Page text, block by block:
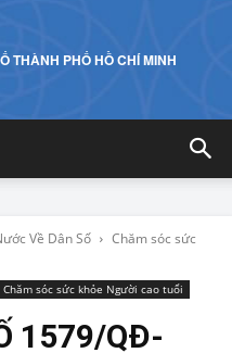
THÀNH PHỐ HỒ CHÍ MINH
Về Dân Số
Chăm sóc sức
Chăm sóc sức khỏe Người cao tuổi
1579/QĐ-